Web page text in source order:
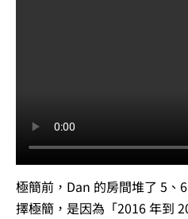
極簡前，Dan 的房間堆了 5、
擇極簡，是因為「2016 年到